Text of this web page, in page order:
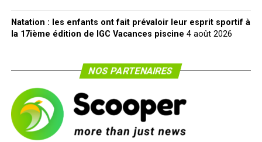
Natation : les enfants ont fait prévaloir leur esprit sportif à
la 17ième édition de IGC Vacances piscine 4 août 2026
NOS PARTENAIRES